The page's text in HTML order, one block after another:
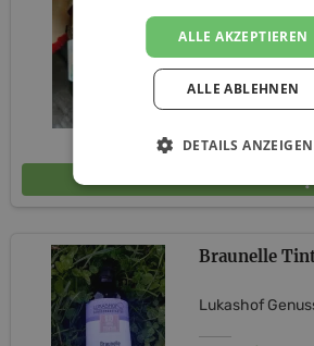
Lukashof
In den Warenkorb
Braunelle
Lukashof
ALLE AKZEPTIEREN
ALLE ABLEHNEN
DETAILS ANZEIGEN